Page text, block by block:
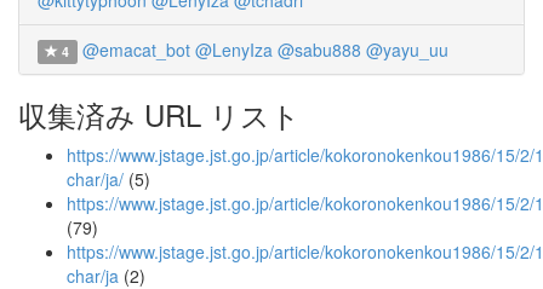
4 @emacat_bot @LenyIza @sabu888 @yayu_uu
収集済み URL リスト
https://www.jstage.jst.go.jp/article/kokoronokenkou1986/15/2/
char/ja/ (5)
https://www.jstage.jst.go.jp/article/kokoronokenkou1986/15/2/
(79)
https://www.jstage.jst.go.jp/article/kokoronokenkou1986/15/2/
char/ja (2)